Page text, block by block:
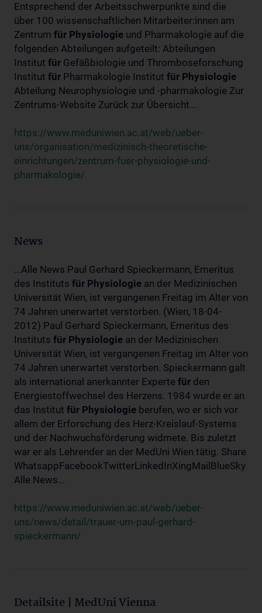
Entsprechend der Arbeitsschwerpunkte sind die
über 100 wissenschaftlichen Mitarbeiter:innen am
Zentrum für Physiologie und Pharmakologie auf die
folgenden Abteilungen aufgeteilt: Abteilungen
Institut für Gefäßbiologie und Thromboseforschung
Institut für Pharmakologie Institut für Physiologie
Abteilung Neurophysiologie und -pharmakologie Zur
Zentrums-Website Zurück zur Übersicht...
https://www.meduniwien.ac.at/web/ueber-
uns/organisation/medizinisch-theoretische-
einrichtungen/zentrum-fuer-physiologie-und-
pharmakologie/
News
...Alle News Paul Gerhard Spieckermann, Emeritus
des Instituts für Physiologie an der Medizinischen
Universität Wien, ist vergangenen Freitag im Alter von
74 Jahren unerwartet verstorben. (Wien, 18-04-
2012) Paul Gerhard Spieckermann, Emeritus des
Instituts für Physiologie an der Medizinischen
Universität Wien, ist vergangenen Freitag im Alter von
74 Jahren unerwartet verstorben. Spieckermann galt
als international anerkannter Experte für den
Energiestoffwechsel des Herzens. 1984 wurde er an
das Institut für Physiologie berufen, wo er sich vor
allem der Erforschung des Herz-Kreislauf-Systems
und der Nachwuchsförderung widmete. Bis zuletzt
war er als Lehrender an der MedUni Wien tätig. Share
WhatsappFacebookTwitterLinkedInXingMailBlueSky
Alle News...
https://www.meduniwien.ac.at/web/ueber-
uns/news/detail/trauer-um-paul-gerhard-
spieckermann/
Detailsite | MedUni Vienna